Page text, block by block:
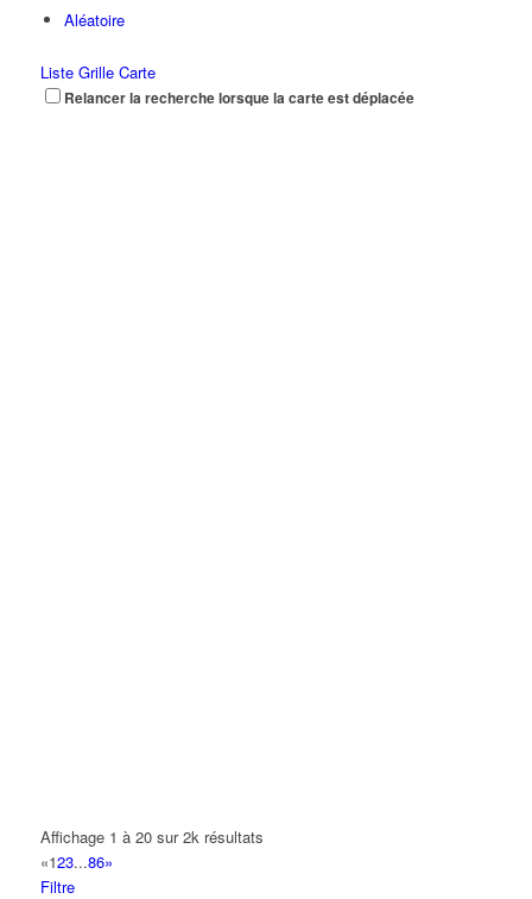
Aléatoire
Liste Grille Carte
Relancer la recherche lorsque la carte est déplacée
Affichage 1 à 20 sur 2k résultats
«123...86»
Filtre